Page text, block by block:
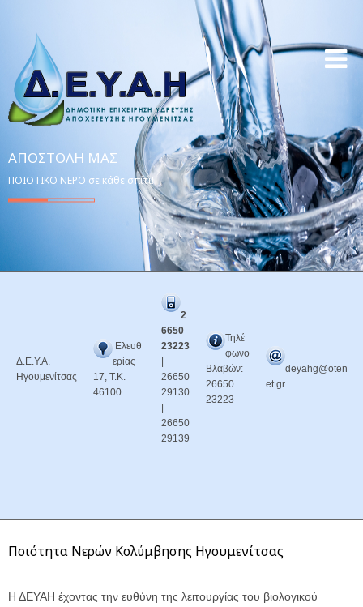
ΑΠΟΣΤΟΛΉ ΜΑΣ
ΠΟΙΟΤΙΚΟ ΝΕΡΟ σε κάθε σπίτι!
Δ.Ε.Υ.Α.
Ηγουμενίτσας
Ελευθ
ερίας
17, Τ.Κ.
46100
2
6650
23223
26650
29130
26650
29139
Τηλέ
φωνο
Βλαβών:
26650
23223
deyahg@oten
et.gr
Ποιότητα Νερών Κολύμβησης Ηγουμενίτσας
Η ΔΕΥΑΗ έχοντας την ευθύνη της λειτουργίας του βιολογικού